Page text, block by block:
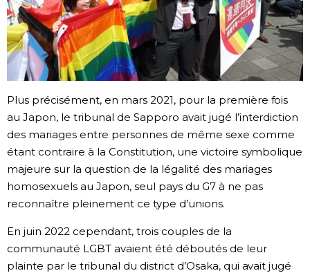
Vidéos
Tokyo
Plus précisément, en mars 2021, pour la première fois
au Japon, le tribunal de Sapporo avait jugé l’interdiction
des mariages entre personnes de même sexe comme
étant contraire à la Constitution, une victoire symbolique
majeure sur la question de la légalité des mariages
homosexuels au Japon, seul pays du G7 à ne pas
reconnaître pleinement ce type d’unions.
En juin 2022 cependant, trois couples de la
communauté LGBT avaient été déboutés de leur
plainte par le tribunal du district d’Osaka, qui avait jugé